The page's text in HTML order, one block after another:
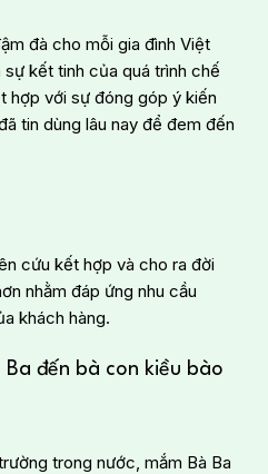
đà cho mỗi gia đình Việt
sự kết tinh của quá trình chế
hợp với sự đóng góp ý kiến
tin dùng lâu nay để đem đến
cứu kết hợp và cho ra đời
nhằm đáp ứng nhu cầu
khách hàng.
đến bà con kiều bào
trong nước, mắm Bà Ba